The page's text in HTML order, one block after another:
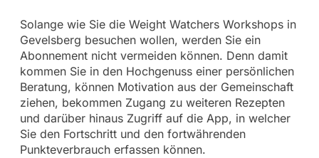
Solange wie Sie die Weight Watchers Workshops in
Gevelsberg besuchen wollen, werden Sie ein
Abonnement nicht vermeiden können. Denn damit
kommen Sie in den Hochgenuss einer persönlichen
Beratung, können Motivation aus der Gemeinschaft
ziehen, bekommen Zugang zu weiteren Rezepten
und darüber hinaus Zugriff auf die App, in welcher
Sie den Fortschritt und den fortwährenden
Punkteverbrauch erfassen können.